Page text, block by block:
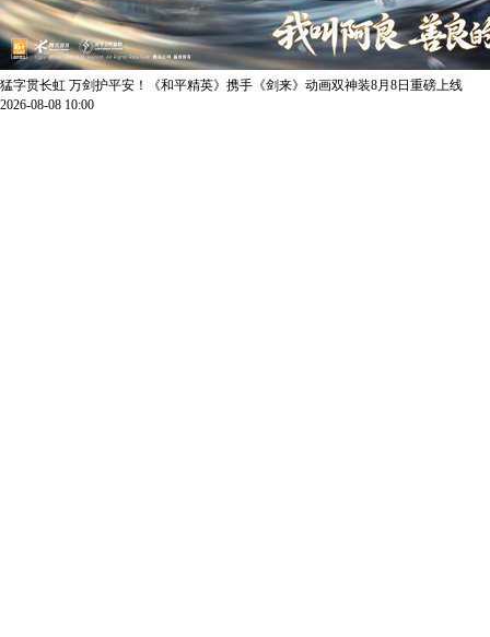
猛字贯长虹 万剑护平安！《和平精英》携手《剑来》动画双神装8月8日重磅上线
2026-08-08 10:00